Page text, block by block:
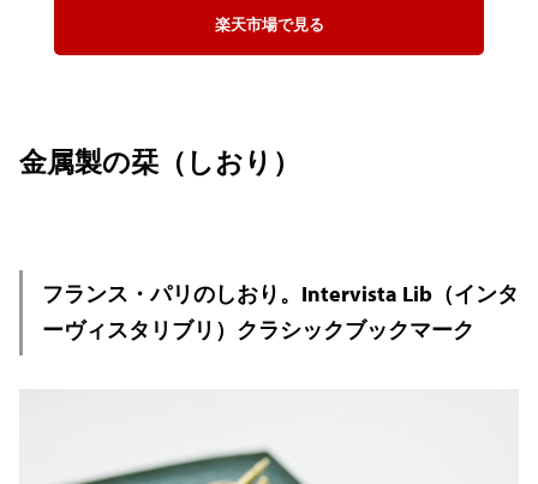
楽天市場で見る
金属製の栞（しおり）
フランス・パリのしおり。Intervista Lib（インタ
ーヴィスタリブリ）クラシックブックマーク